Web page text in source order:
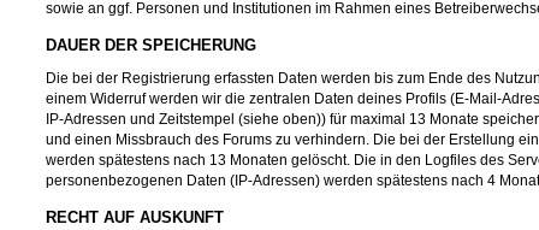
sowie an ggf. Personen und Institutionen im Rahmen eines
DAUER DER SPEICHERUNG
Die bei der Registrierung erfassten Daten werden bis zum Ende des
einem Widerruf werden wir die zentralen Daten deines Profils (E-Mail-
IP-Adressen und Zeitstempel (siehe oben)) für maximal 13 Monate
und einen Missbrauch des Forums zu verhindern. Die bei der Erstellung
werden spätestens nach 13 Monaten gelöscht. Die in den Logfiles des
personenbezogenen Daten (IP-Adressen) werden spätestens nach 4
RECHT AUF AUSKUNFT